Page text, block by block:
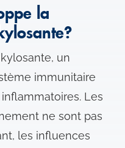
la
un
immunitaire
Les
ne sont pas
les influences